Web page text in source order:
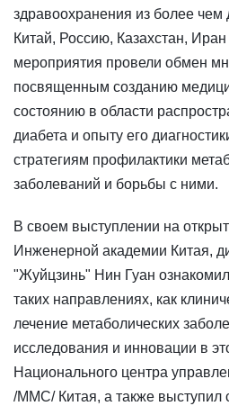
здравоохранения из более чем
Китай, Россию, Казахстан,
мероприятия провели обмен
посвященным созданию
состоянию в области
диабета и опыту его
стратегиям профилактики
заболеваний и борьбы с ними.
В своем выступлении на
Инженерной академии Китая,
"Жуйцзинь" Нин Гуан
таких направлениях, как
лечение метаболических
исследования и инновации в
Национального центра
/MMC/ Китая, а также выступил